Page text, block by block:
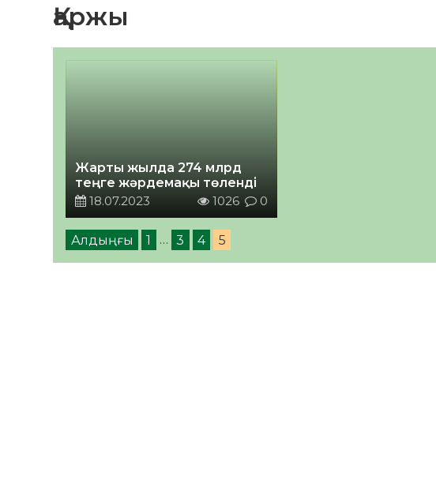
Қаржы
Жарты жылда 274 млрд
теңге жәрдемақы төленді
18.07.2023
1026 0
Алдыңғы 1 … 3 4 5